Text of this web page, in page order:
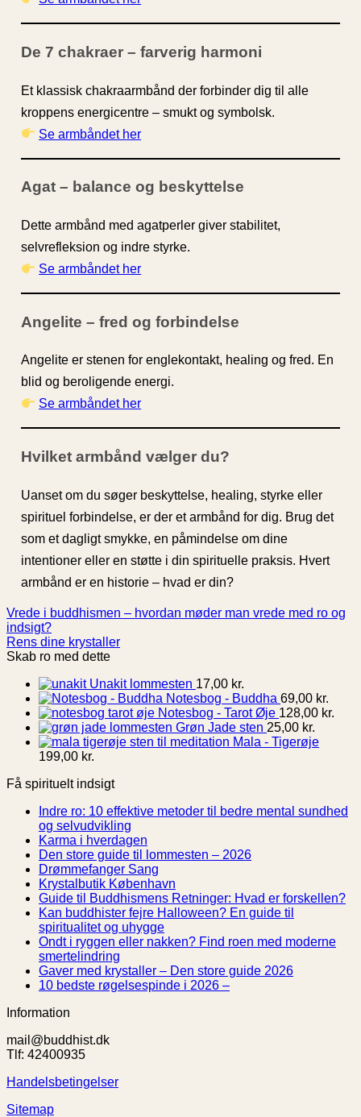
De 7 chakraer – farverig harmoni
Et klassisk chakraarmbånd der forbinder dig til alle
kroppens energicentre – smukt og symbolsk.
Se armbåndet her
Agat – balance og beskyttelse
Dette armbånd med agatperler giver stabilitet,
selvrefleksion og indre styrke.
Se armbåndet her
Angelite – fred og forbindelse
Angelite er stenen for englekontakt, healing og fred. En
blid og beroligende energi.
Se armbåndet her
Hvilket armbånd vælger du?
Uanset om du søger beskyttelse, healing, styrke eller
spirituel forbindelse, er der et armbånd for dig. Brug det
som et dagligt smykke, en påmindelse om dine
intentioner eller en støtte i din spirituelle praksis. Hvert
armbånd er en historie – hvad er din?
Vrede i buddhismen – hvordan møder man vrede med ro og
indsigt?
Rens dine krystaller
Skab ro med dette
Unakit lommesten 17,00 kr.
Notesbog - Buddha 69,00 kr.
Notesbog - Tarot Øje 128,00 kr.
Grøn Jade sten 25,00 kr.
Mala - Tigerøje
199,00 kr.
Få spirituelt indsigt
Indre ro: 10 effektive metoder til bedre mental sundhed
og selvudvikling
kommentarer
til
Indre
ro:
10
effektive
metoder
til
mental
sundhed
Karma i hverdagen
kommentarer
til
Karma
i
hverdagen
Den store guide til lommesten – 2026Ingen
Den
store
til
–
Drømmefanger Sang
kommentarer
til
Drømmefanger
Sang
Krystalbutik København
kommentarer
til
København
Guide til Buddhismens Retninger: Hvad er forskellen?
Kan buddhister fejre Halloween? En guide til
spiritualitet og uhyggeIngen
kommentarer
Kan
buddhister
Ondt i ryggen eller nakken? Find roen med moderne
smertelindring
kommentarer
til
Gaver med krystaller – Den store guide 2026Ingen
10 bedste røgelsespinde i 2026 –Ingen
Information
mail@buddhist.dk
Tlf: 42400935
Handelsbetingelser
Sitemap